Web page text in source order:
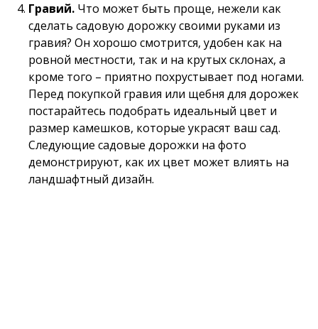
Гравий. Что может быть проще, нежели как
сделать садовую дорожку своими руками из
гравия? Он хорошо смотрится, удобен как на
ровной местности, так и на крутых склонах, а
кроме того – приятно похрустывает под ногами.
Перед покупкой гравия или щебня для дорожек
постарайтесь подобрать идеальный цвет и
размер камешков, которые украсят ваш сад.
Следующие садовые дорожки на фото
демонстрируют, как их цвет может влиять на
ландшафтный дизайн.